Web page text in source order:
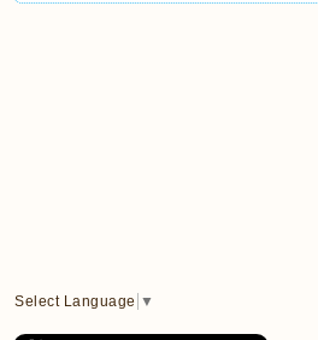
Select Language ▼